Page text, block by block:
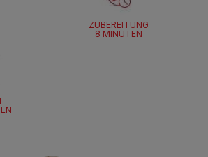
ZUBEREITUNG
8 MINUTEN